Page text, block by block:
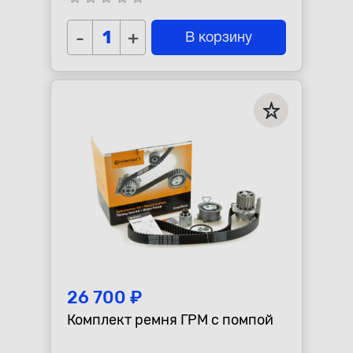
- + В корзину
26 700 ₽
Комплект ремня ГРМ с помпой